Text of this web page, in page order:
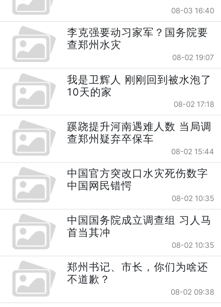
08-03 16:40
李克强要动习家军？国务院要
查郑州水灾
08-02 19:07
我是卫辉人 刚刚回到被水泡了
10天的家
08-02 17:18
蹊跷提升河南遇难人数 当局调
查郑州疑弃卒保车
08-02 15:44
中国官方突改口水灾死伤数字
中国网民错愕
08-02 10:35
中国国务院成立调查组 习人马
首当其冲
08-02 10:35
郑州书记、市长，你们为啥还
不道歉？
08-02 09:38